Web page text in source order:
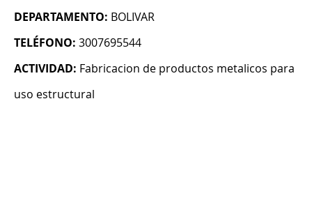
DEPARTAMENTO: BOLIVAR
TELÉFONO: 3007695544
ACTIVIDAD: Fabricacion de productos metalicos para
uso estructural